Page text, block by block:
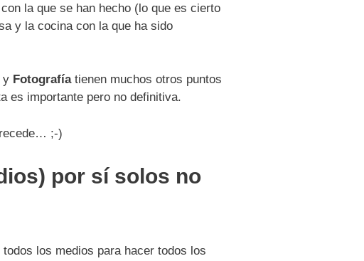
la que se han hecho (lo que es cierto
y la cocina con la que ha sido
y Fotografíatienen muchos otros puntos
es importante pero no definitiva.
;-)
por sí solos no
los medios para hacer todos los